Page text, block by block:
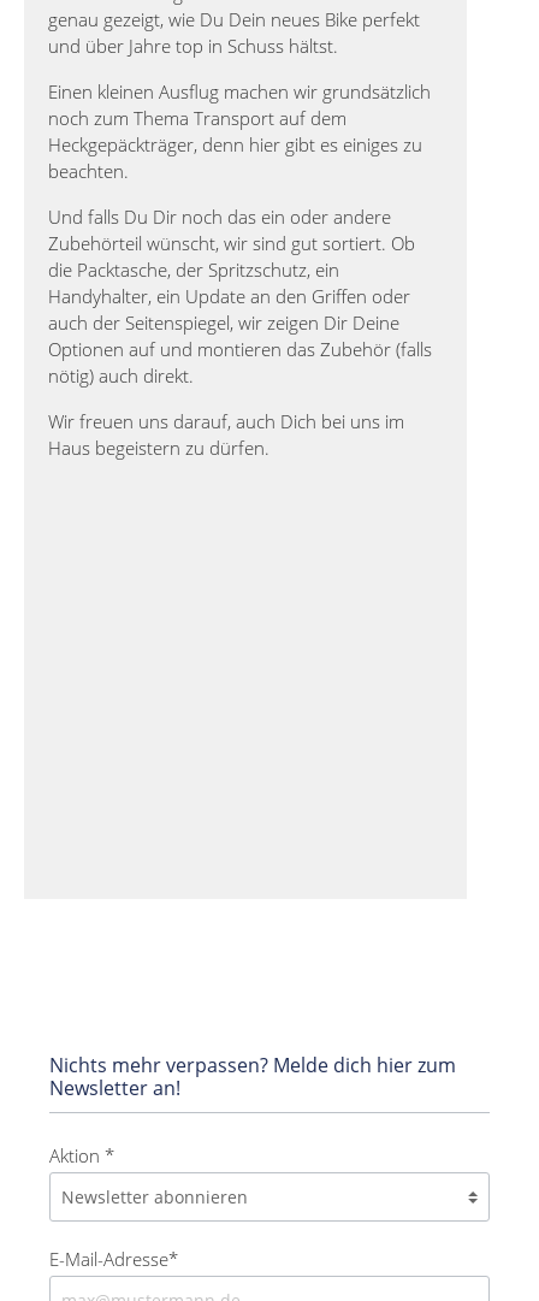
genau gezeigt, wie Du Dein neues Bike perfekt
und über Jahre top in Schuss hältst.
Einen kleinen Ausflug machen wir grundsätzlich
noch zum Thema Transport auf dem
Heckgepäckträger, denn hier gibt es einiges zu
beachten.
Und falls Du Dir noch das ein oder andere
Zubehörteil wünscht, wir sind gut sortiert. Ob
die Packtasche, der Spritzschutz, ein
Handyhalter, ein Update an den Griffen oder
auch der Seitenspiegel, wir zeigen Dir Deine
Optionen auf und montieren das Zubehör (falls
nötig) auch direkt.
Wir freuen uns darauf, auch Dich bei uns im
Haus begeistern zu dürfen.
Nichts mehr verpassen? Melde dich hier zum
Newsletter an!
Aktion *
E-Mail-Adresse*